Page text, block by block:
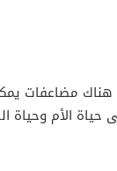
هناك مضاعفات
حياة الأم وحياة